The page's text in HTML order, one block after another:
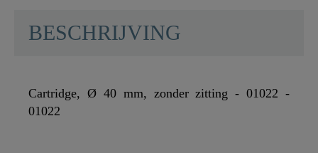
BESCHRIJVING
Cartridge, Ø 40 mm, zonder zitting - 01022 -
01022